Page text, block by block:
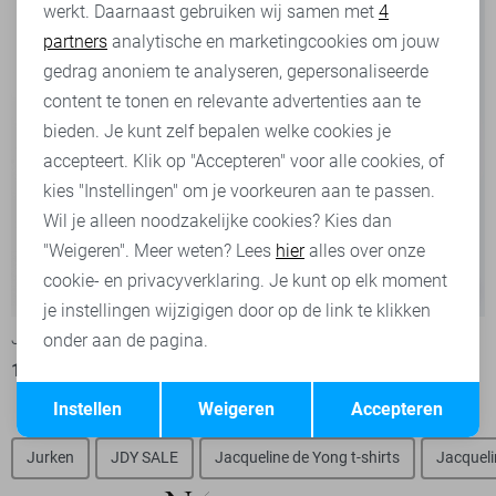
-50%
Jacqueline de Yong T-shirt
10,00
-50%
Jurken JDY SALE Jacqueline de Yong t-shirts
Analytische cookies
Marketing cookies
Terug Opslaan
werkt. Daarnaast gebruiken wij samen met 4
partners analytische en marketingcookies om jouw
gedrag anoniem te analyseren, gepersonaliseerde
content te tonen en relevante advertenties aan te
bieden. Je kunt zelf bepalen welke cookies je
accepteert. Klik op "Accepteren" voor alle cookies, of
kies "Instellingen" om je voorkeuren aan te passen.
Wil je alleen noodzakelijke cookies? Kies dan
"Weigeren". Meer weten? Lees hieralles over onze
cookie- en privacyverklaring. Je kunt op elk moment
je instellingen wijzigigen door op de link te klikken
onder aan de pagina.
Accepteren
Weigeren
Instellen